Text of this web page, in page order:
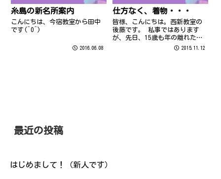
糸島の新名所案内
こんにちは、今宿教室から田中
です(^O^)
2016.06.08
仕方なく、着物・・・
皆様、こんにちは。西新教室の
後藤です。 私事ではあります
が、先日、15歳も年の離れた弟
の結婚式に出席してきました。
2015.11.12
最近の投稿
はじめまして！（新人です）